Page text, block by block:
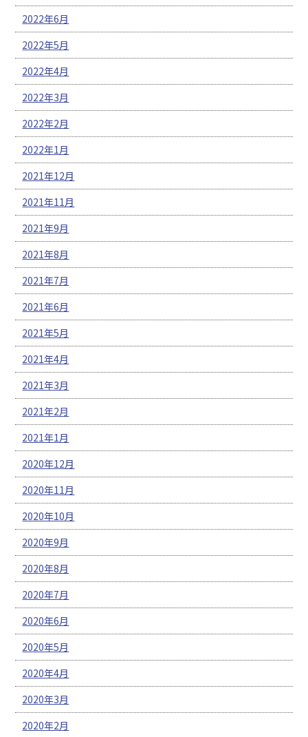
2022年6月
2022年5月
2022年4月
2022年3月
2022年2月
2022年1月
2021年12月
2021年11月
2021年9月
2021年8月
2021年7月
2021年6月
2021年5月
2021年4月
2021年3月
2021年2月
2021年1月
2020年12月
2020年11月
2020年10月
2020年9月
2020年8月
2020年7月
2020年6月
2020年5月
2020年4月
2020年3月
2020年2月